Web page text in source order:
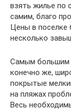
взять жилье по
самим, благо
Цены в поселке
несколько
Самым большим
конечно же,
покрытые
на пляжах
Весь